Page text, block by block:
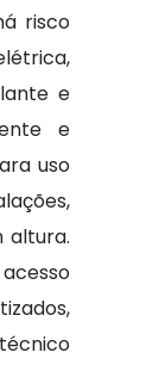
risco
e
e
uso
altura.